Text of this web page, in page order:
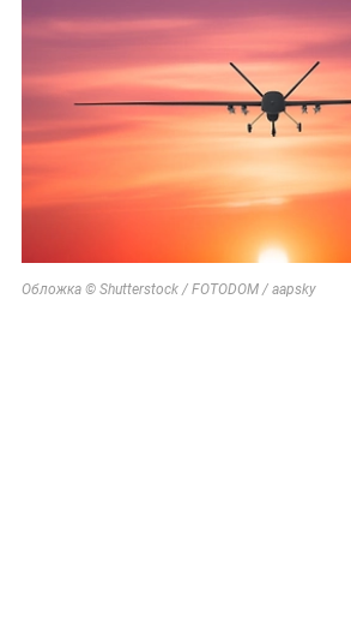
Обложка © Shutterstock / FOTODOM / aapsky